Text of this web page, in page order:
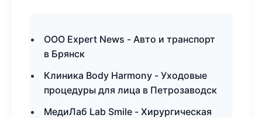
ООО Expert News - Авто и транспорт
в Брянск
Клиника Body Harmony - Уходовые
процедуры для лица в Петрозаводск
МедиЛаб Lab Smile - Хирургическая